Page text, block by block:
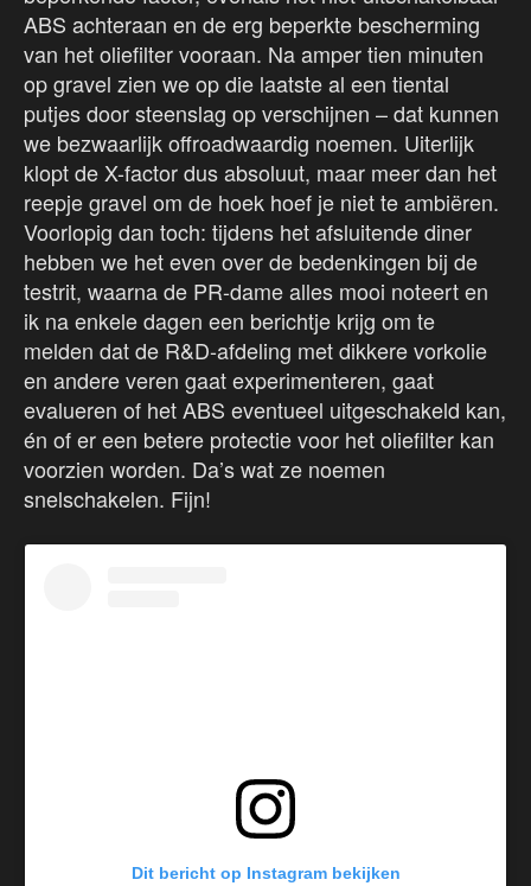
ABS achteraan en de erg beperkte bescherming
van het oliefilter vooraan. Na amper tien minuten
op gravel zien we op die laatste al een tiental
putjes door steenslag op verschijnen – dat kunnen
we bezwaarlijk offroadwaardig noemen. Uiterlijk
klopt de X-factor dus absoluut, maar meer dan het
reepje gravel om de hoek hoef je niet te ambiëren.
Voorlopig dan toch: tijdens het afsluitende diner
hebben we het even over de bedenkingen bij de
testrit, waarna de PR-dame alles mooi noteert en
ik na enkele dagen een berichtje krijg om te
melden dat de R&D-afdeling met dikkere vorkolie
en andere veren gaat experimenteren, gaat
evalueren of het ABS eventueel uitgeschakeld kan,
én of er een betere protectie voor het oliefilter kan
voorzien worden. Da’s wat ze noemen
snelschakelen. Fijn!
Dit bericht op Instagram bekijken